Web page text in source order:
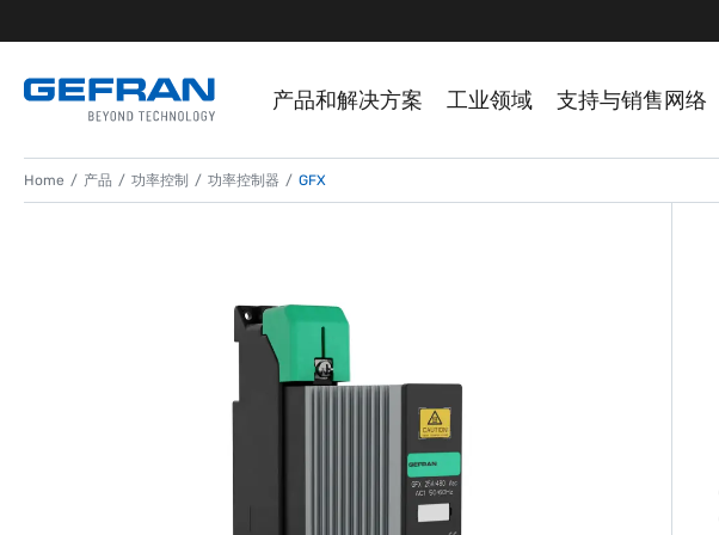
产品和解决方案 工业领域 支持与销售网络
Home 产品 功率控制 功率控制器 GFX